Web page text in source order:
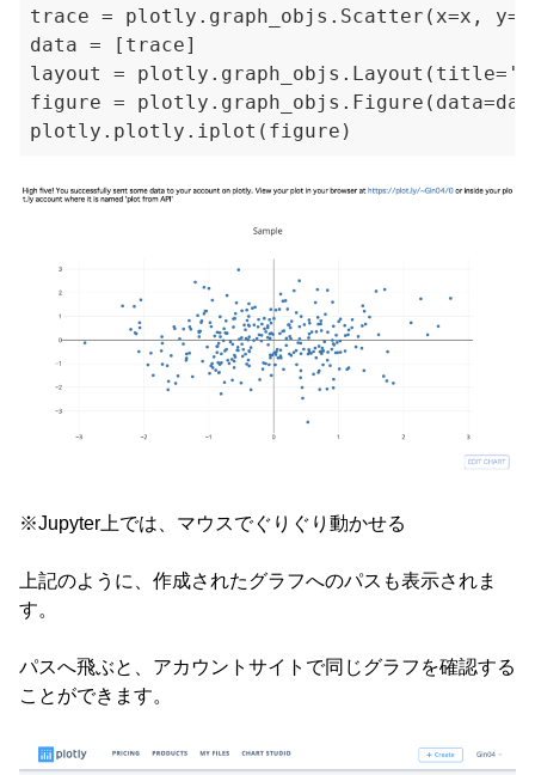
trace = plotly.graph_objs.Scatter(x=x,
data = [trace]
layout =
figure =
※Jupyter上では、マウスでぐりぐり動かせる
上記のように、作成されたグラフへのパスも表示されま
す。
パスへ飛ぶと、アカウントサイトで同じグラフを確認する
ことができます。